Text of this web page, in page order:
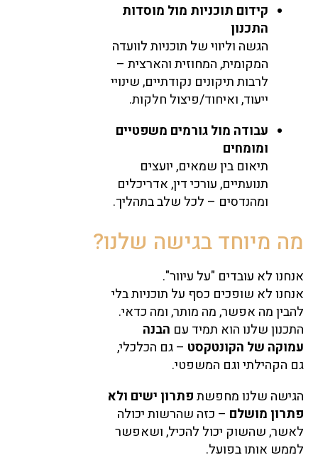
קידום תוכניות מול מוסדות
התכנון
הגשה וליווי של תוכניות לוועדה
המקומית, המחוזית והארצית –
לרבות תיקונים נקודתיים, שינויי
ייעוד, ואיחוד/פיצול חלקות.
עבודה מול גורמים משפטיים
ומומחים
תיאום בין שמאים, יועצים
תנועתיים, עורכי דין, אדריכלים
ומהנדסים – לכל שלב בתהליך.
מה מיוחד בגישה שלנו?
אנחנו לא עובדים "על עיוור".
אנחנו לא שופכים כסף על תוכניות בלי
להבין מה אפשר, מה מותר, ומה כדאי.
התכנון שלנו הוא תמיד עם הבנה
עמוקה של הקונטקסט – גם הכלכלי,
גם הקהילתי וגם המשפטי.
הגישה שלנו מחפשתפתרון ישים ולא
פתרון מושלם – כזה שהרשות יכולה
לאשר, שהשוק יכול להכיל, ושאפשר
לממש אותו בפועל.